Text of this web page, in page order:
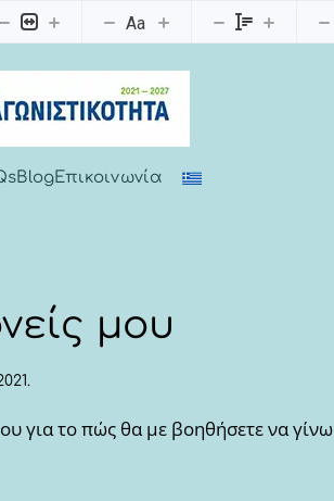
Aa
BlogΕπικοινωνία
μου
.
για το πώς θα με βοηθήσετε να γίνω